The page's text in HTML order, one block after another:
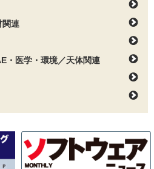
関連
・医学・環境／天体関連